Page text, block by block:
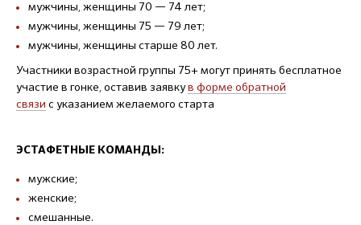
мужчины, женщины 70 — 74 лет;
мужчины, женщины 75 — 79 лет;
мужчины, женщины старше 80 лет.
Участники возрастной группы 75+ могут принять бесплатное
участие в гонке, оставив заявкув форме обратной
связи с указанием желаемого старта
ЭСТАФЕТНЫЕ КОМАНДЫ:
мужские;
женские;
смешанные.